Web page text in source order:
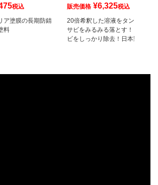
税込
ア塗膜の長期防錆
料
販売価格 ¥6,325税込
20倍希釈した溶液をタンクに注ぎ
サビをみるみる落とす！ 内部の
ビをしっかり除去！日本製